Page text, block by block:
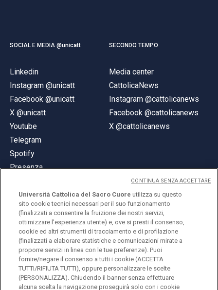
SOCIAL E MEDIA @unicatt
Linkedin
Instagram @unicatt
Facebook @unicatt
X @unicatt
Youtube
Telegram
Spotify
Presenza
SECONDO TEMPO
Media center
CattolicaNews
Instagram @cattolicanews
Facebook @cattolicanews
X @cattolicanews
© Università Cattolica del Sacro Cuore
Largo A. Gemelli 1, 20123 Milano
PI 02133120150
Università Cattolica del Sacro Cuore utilizza su questo
sito cookie tecnici necessari per il suo funzionamento
(finalizzati a consentire la fruizione dei nostri servizi,
ottimizzare l'esperienza utente) e, ove si presti il consenso,
cookie ed altri strumenti di tracciamento e di profilazione
(finalizzati a elaborare statistiche e comunicazioni mirate a
proporre servizi in linea con le tue preferenze). Puoi
fornire/negare il consenso a tutti i cookie (ACCETTA
TUTTI/RIFIUTA TUTTI), oppure personalizzare le scelte
(PERSONALIZZA). Chiudendo il banner senza effettuare
alcuna scelta la navigazione proseguirà solo con i cookie
CONTINUA SENZA ACCETTARE